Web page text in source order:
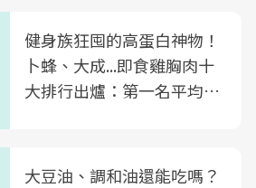
健身族狂囤的高蛋白神物！
卜蜂、大成...即食雞胸肉十
大排行出爐：第一名平均一
大豆油、調和油還能吃嗎？